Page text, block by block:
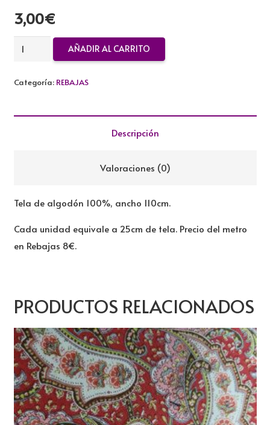
3,00€
TELA
ALGODON
REBAJADA
AÑADIR AL CARRITO
Categoría: REBAJAS
Descripción
Valoraciones (0)
Tela de algodón 100%, ancho 110cm.
Cada unidad equivale a 25cm de tela. Precio del metro
en Rebajas 8€.
PRODUCTOS RELACIONADOS